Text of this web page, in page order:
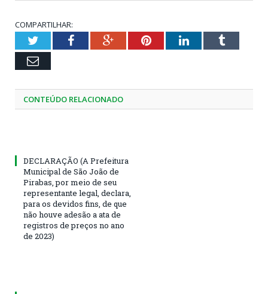
COMPARTILHAR:
TwitterFacebookGoogle+PinterestLinkedInTumblr
Email
CONTEÚDO RELACIONADO
DECLARAÇÃO (A Prefeitura
Municipal de São João de
Pirabas, por meio de seu
representante legal, declara,
para os devidos fins, de que
não houve adesão a ata de
registros de preços no ano
de 2023)